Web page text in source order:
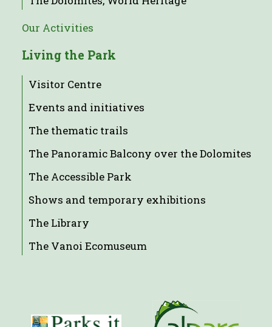
Our Activities
Living the Park
Visitor Centre
Events and initiatives
The thematic trails
The Panoramic Balcony over the Dolomites
The Accessible Park
Shows and temporary exhibitions
The Library
The Vanoi Ecomuseum